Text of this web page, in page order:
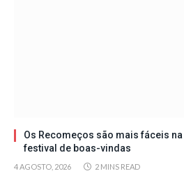
Os Recomeços são mais fáceis
festival de boas-vindas
4 AGOSTO, 2026 2 MINS READ